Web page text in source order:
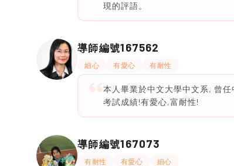
現的評語。
導師編號167562
細心 有愛心 有耐性
本人畢業於中文大學中文系, 曾
考試成績!有愛心,富耐性!
導師編號167073
有耐性 有愛心 細心